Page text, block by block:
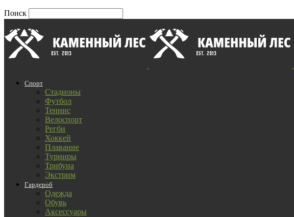
Поиск
Спорт
Стадионы
Футбол
Теннис
Велоспорт
Регби
Хоккей
Плавание
Турниры
Трибуна
Экстрим
Гардероб
Одежда
Обувь
Аксессуары